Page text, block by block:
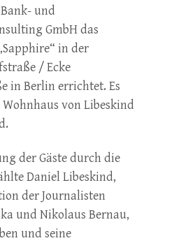
und
GmbH das
in der
/ Ecke
in Berlin errichtet. Es
von Libeskind
der Gäste durch die
Daniel Libeskind,
der Journalisten
und Nikolaus Bernau,
und seine